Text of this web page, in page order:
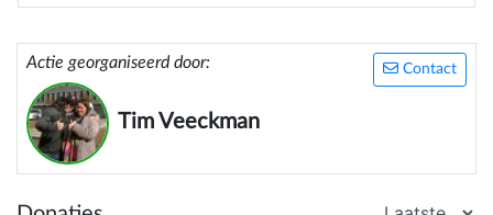
Contact
Actie georganiseerd door:
Tim Veeckman